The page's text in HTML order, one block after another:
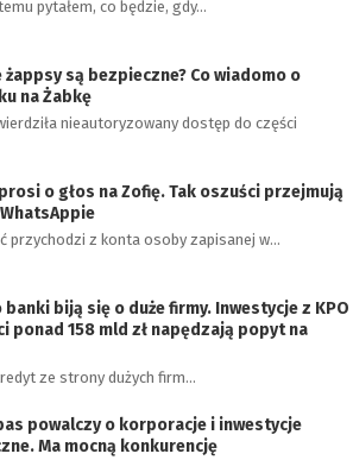
pytałem, co będzie, gdy…
żappsy są bezpieczne? Co wiadomo o
na Żabkę
nieautoryzowany dostęp do części
o głos na Zofię. Tak oszuści przejmują
przychodzi z konta osoby zapisanej w…
banki biją się o duże firmy. Inwestycje z KPO
ponad 158 mld zł napędzają popyt na
ze strony dużych firm…
powalczy o korporacje i inwestycje
Ma mocną konkurencję